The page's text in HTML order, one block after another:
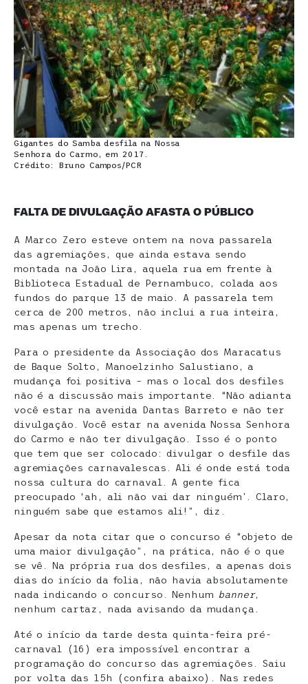
Gigantes do Samba desfila na Nossa
Senhora do Carmo, em 2017.
Crédito: Bruno Campos/PCR
FALTA DE DIVULGAÇÃO AFASTA O PÚBLICO
A Marco Zero esteve ontem na nova passarela
das agremiações, que ainda estava sendo
montada na João Lira, aquela rua em frente à
Biblioteca Estadual de Pernambuco, colada aos
fundos do parque 13 de maio. A passarela tem
cerca de 200 metros, não inclui a rua inteira,
mas apenas um trecho.
Para o presidente da Associação dos Maracatus
de Baque Solto, Manoelzinho Salustiano, a
mudança foi positiva – mas o local dos desfiles
não é a discussão mais importante. “Não adianta
você estar na avenida Dantas Barreto e não ter
divulgação. Você estar na avenida Nossa Senhora
do Carmo e não ter divulgação. Isso é o ponto
que tem que ser colocado: divulgar o desfile das
agremiações carnavalescas. Ali é onde está toda
nossa cultura do carnaval. A gente fica
preocupado ‘ah, ali não vai dar ninguém’. Claro,
ninguém sabe que estamos ali!”, diz.
Apesar da nota citar que o concurso é “objeto de
uma maior divulgação”, na prática, não é o que
se vê. Na própria rua dos desfiles, a apenas dois
dias do início da folia, não havia absolutamente
nada indicando o concurso. Nenhum banner,
nenhum cartaz, nada avisando da mudança.
Até o início da tarde desta quinta-feira pré-
carnaval (16) era impossível encontrar a
programação do concurso das agremiações. Saiu
por volta das 15h (confira abaixo). Nas redes